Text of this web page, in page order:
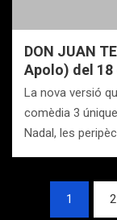
DON JUAN
Apolo) del 18
La nova versió
comèdia 3
Nadal, les
Navegación
1 2